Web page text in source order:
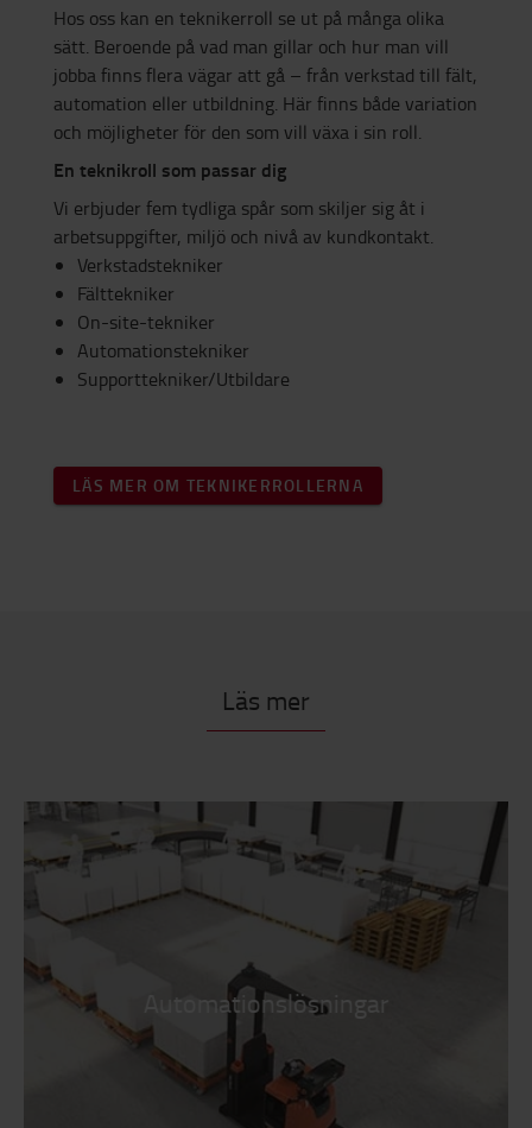
Hos oss kan en teknikerroll se ut på många olika
sätt. Beroende på vad man gillar och hur man vill
jobba finns flera vägar att gå – från verkstad till fält,
automation eller utbildning. Här finns både variation
och möjligheter för den som vill växa i sin roll.
En teknikroll som passar dig
Vi erbjuder fem tydliga spår som skiljer sig åt i
arbetsuppgifter, miljö och nivå av kundkontakt.
Verkstadstekniker
Fälttekniker
On-site-tekniker
Automationstekniker
Supporttekniker/Utbildare
LÄS MER OM TEKNIKERROLLERNA
Läs mer
Automationslösningar